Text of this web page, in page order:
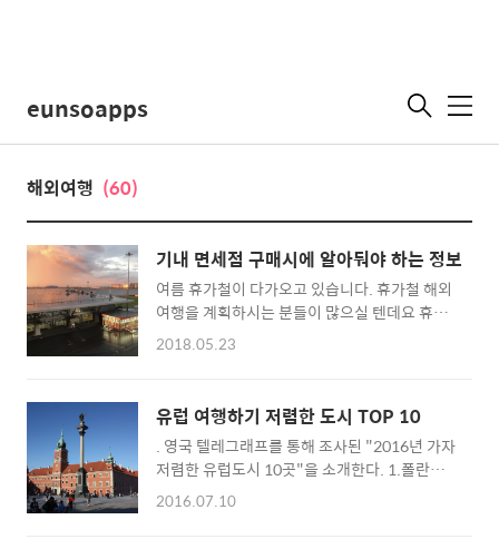
eunsoapps 메
해외여행 (60)
기내 면세점 구매시에 알아둬야 하는 정보
여름 휴가철이 다가오고 있습니다. 휴가철 해외
여행을 계획하시는 분들이 많으실 텐데요 휴가
가 끝나고 돌아오면서 미처 구매하지 못한 물건
데 면세점에서 선물을 구매하지 못하고 기내 면
세점을 이용하는 걸 봤었는데. 두 분이 표정이
안 좋았던 게 싸우신 것 같던데 잘 살고 계시겠
죠 ^^ 이분들도 부득이 기내면세점을 이용하셨
을 텐데요그런데 기내 면세점에서 물건을 구매
2018.05.23
유럽 여행하기 저렴한 도시 TOP 10
. 영국 텔레그래프를 통해 조사된 "2016년 가자
저렴한 유럽도시 10곳"을 소개한다. 1.폴란드
바르샤바ⓒ Arian Zwegers1위는 폴란드의 바
2016.07.10